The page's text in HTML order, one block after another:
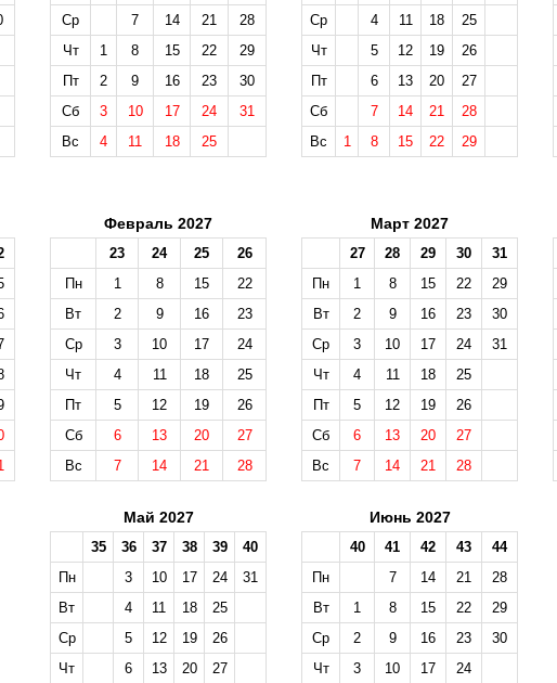
Ср
7 14 21
28
Чт
1 8 15 22
29
Пт
2 9 16 23
30
Сб
3 10 17 24
31
Вс
4 11 18 25
Ср
4 11 18
25
Чт
5 12 19
26
Пт
6 13 20
27
Сб
7 14 21
28
Вс
1 8 15 22 29
Февраль 2027
23 24 25
26
Пн
1 8 15
22
Вт
2 9 16
23
Ср
3 10 17
24
Чт
4 11 18
25
Пт
5 12 19
26
Сб
6 13 20
27
Вс
7 14 21 28
Март 2027
27 28 29 30
31
Пн
1 8 15 22
29
Вт
2 9 16 23
30
Ср
3 10 17 24
31
Чт
4 11 18
25
Пт
5 12 19
26
Сб
6 13 20
27
Вс
7 14 21 28
Май 2027
35 36 37 38 39
40
Пн
3 10 17 24
31
Вт
4 11 18
25
Ср
5 12 19
26
Чт
6 13 20 27
Июнь 2027
40 41 42 43
44
Пн
7 14 21
28
Вт
1 8 15 22
29
Ср
2 9 16 23
30
Чт
3 10 17 24